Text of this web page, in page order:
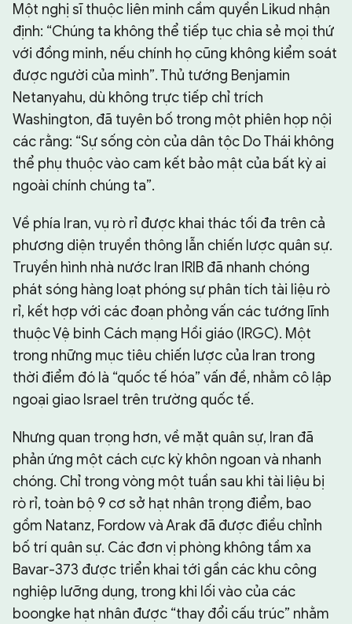
Một nghị sĩ thuộc liên minh cầm quyền Likud nhận
định: “Chúng ta không thể tiếp tục chia sẻ mọi thứ
với đồng minh, nếu chính họ cũng không kiểm soát
được người của mình”. Thủ tướng Benjamin
Netanyahu, dù không trực tiếp chỉ trích
Washington, đã tuyên bố trong một phiên họp nội
các rằng: “Sự sống còn của dân tộc Do Thái không
thể phụ thuộc vào cam kết bảo mật của bất kỳ ai
ngoài chính chúng ta”.
Về phía Iran, vụ rò rỉ được khai thác tối đa trên cả
phương diện truyền thông lẫn chiến lược quân sự.
Truyền hình nhà nước Iran IRIB đã nhanh chóng
phát sóng hàng loạt phóng sự phân tích tài liệu rò
rỉ, kết hợp với các đoạn phỏng vấn các tướng lĩnh
thuộc Vệ binh Cách mạng Hồi giáo (IRGC). Một
trong những mục tiêu chiến lược của Iran trong
thời điểm đó là “quốc tế hóa” vấn đề, nhằm cô lập
ngoại giao Israel trên trường quốc tế.
Nhưng quan trọng hơn, về mặt quân sự, Iran đã
phản ứng một cách cực kỳ khôn ngoan và nhanh
chóng. Chỉ trong vòng một tuần sau khi tài liệu bị
rò rỉ, toàn bộ 9 cơ sở hạt nhân trọng điểm, bao
gồm Natanz, Fordow và Arak đã được điều chỉnh
bố trí quân sự. Các đơn vị phòng không tầm xa
Bavar-373 được triển khai tới gần các khu công
nghiệp lưỡng dụng, trong khi lối vào của các
boongke hạt nhân được “thay đổi cấu trúc” nhằm